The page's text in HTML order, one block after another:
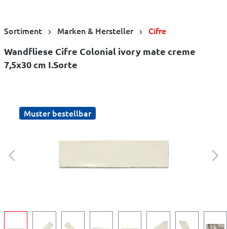
Sortiment Marken & Hersteller Cifre
Wandfliese Cifre Colonial ivory mate creme
7,5x30 cm I.Sorte
Muster bestellbar